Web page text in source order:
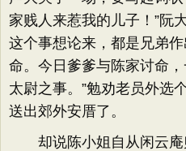
家贱人来惹我的儿子！”阮
这个事想论来，都是兄弟
命。今日爹爹与陈家讨命
太尉之事。”勉劝老员外选
送出郊外安厝了。
却说陈小姐自从闲云庵